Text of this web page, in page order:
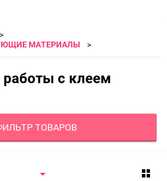
МАТЕРИАЛЫ
с клеем
ТОВАРОВ